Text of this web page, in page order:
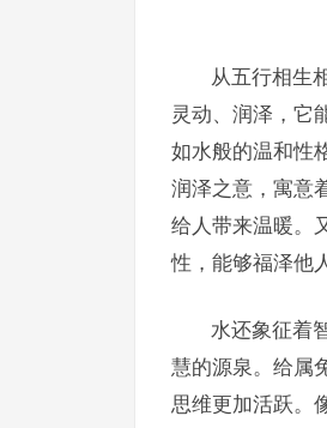
从五行相生
灵动、润泽，它
如水般的温和性
润泽之意，寓意
给人带来温暖。
性，能够福泽他
水还象征着
慧的源泉。给属
思维更加活跃。